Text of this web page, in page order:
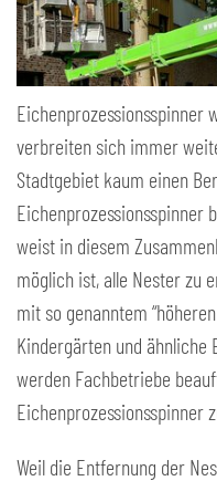
Eichenprozessionsspinner
verbreiten sich immer
Stadtgebiet kaum einen
Eichenprozessionsspinner
weist in diesem
möglich ist, alle Nester zu
mit so genanntem
Kindergärten und ähnliche
werden Fachbetriebe
Eichenprozessionsspinner
Weil die Entfernung der